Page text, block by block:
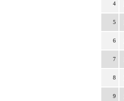
4
5
6
7
8
9